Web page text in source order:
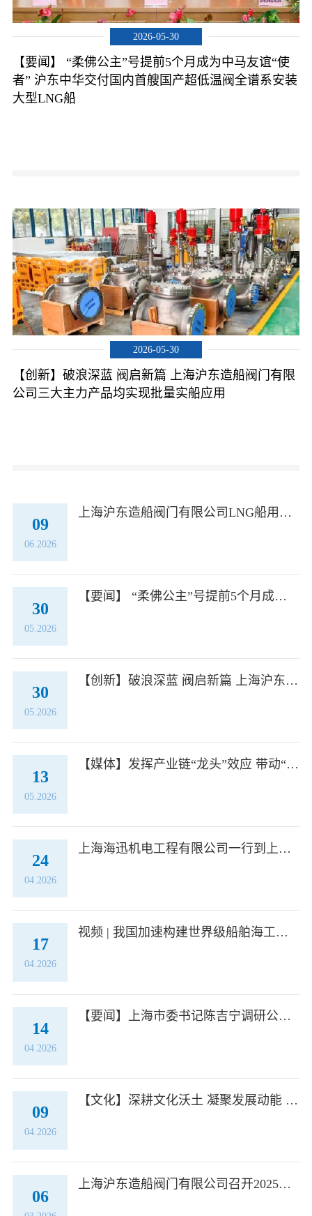
2026-05-30
【要闻】 “柔佛公主”号提前5个月成为中马友谊“使
者” 沪东中华交付国内首艘国产超低温阀全谱系安装
大型LNG船
2026-05-30
【创新】破浪深蓝 阀启新篇 上海沪东造船阀门有限
公司三大主力产品均实现批量实船应用
09
06.2026
上海沪东造船阀门有限公司LNG船用超低温阀门密封面堆焊工艺升级评定圆满完成
30
05.2026
【要闻】 “柔佛公主”号提前5个月成为中马友谊“使者” 沪东中华交付国内首艘国产超低温阀全谱系安装大型LNG船
30
05.2026
【创新】破浪深蓝 阀启新篇 上海沪东造船阀门有限公司三大主力产品均实现批量实船应用
13
05.2026
【媒体】发挥产业链“龙头”效应 带动“长三角”协同发展 央视新闻频道特别节目《极目长江》走进沪东中华
24
04.2026
上海海迅机电工程有限公司一行到上海沪东造船阀门有限公司交流学习
17
04.2026
视频 | 我国加速构建世界级船舶海工产业集群 沪东阀门再次亮相央视《新闻联播》！
14
04.2026
【要闻】上海市委书记陈吉宁调研公司 强调沪东中华要发挥龙头牵引作用巩固高端制造领先优势
09
04.2026
【文化】深耕文化沃土 凝聚发展动能 公司深入开展 “船舶文化” 主题培训
06
上海沪东造船阀门有限公司召开2025年度党员领导干部民主生活会